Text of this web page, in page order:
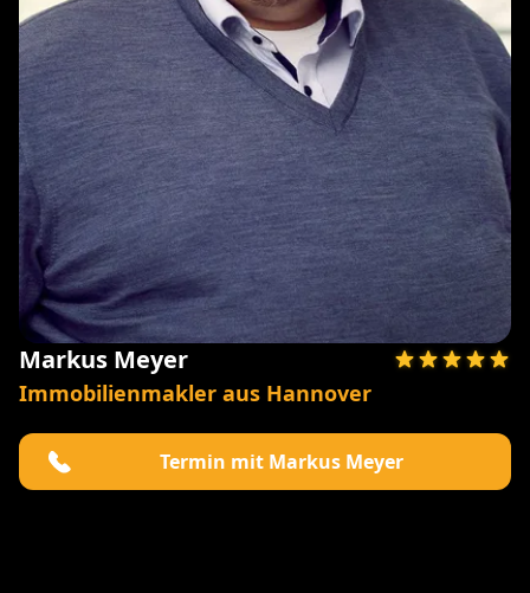
Markus Meyer
Immobilienmakler aus Hannover
Termin mit Markus Meyer